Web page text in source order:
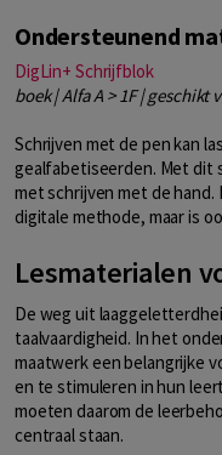
Ondersteunend
DigLin+ Schrijfblok
boek | Alfa A > 1F | geschikt
Schrijven met de pen kan
gealfabetiseerden. Met dit
met schrijven met de hand.
digitale methode, maar is
Lesmaterialen
De weg uit
taalvaardigheid. In het
maatwerk een belangrijke
en te stimuleren in hun
moeten daarom de
centraal staan.